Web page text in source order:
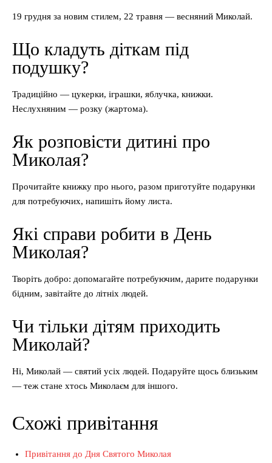
19 грудня за новим стилем, 22 травня — весняний Миколай.
Що кладуть діткам під
подушку?
Традиційно — цукерки, іграшки, яблучка, книжки.
Неслухняним — розку (жартома).
Як розповісти дитині про
Миколая?
Прочитайте книжку про нього, разом приготуйте подарунки
для потребуючих, напишіть йому листа.
Які справи робити в День
Миколая?
Творіть добро: допомагайте потребуючим, дарите подарунки
бідним, завітайте до літніх людей.
Чи тільки дітям приходить
Миколай?
Ні, Миколай — святий усіх людей. Подаруйте щось близьким
— теж стане хтось Миколаєм для іншого.
Схожі привітання
Привітання до Дня Святого Миколая